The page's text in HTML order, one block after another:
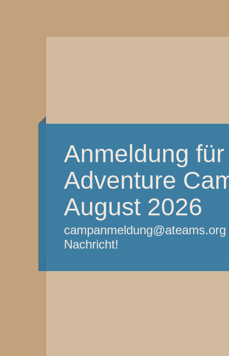
Anmeldung
Adventure
August 2026
Nachricht!